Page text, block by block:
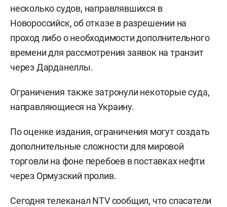
несколько судов, направлявшихся в
Новороссийск, об отказе в разрешении на
проход либо о необходимости дополнительного
времени для рассмотрения заявок на транзит
через Дарданеллы.
Ограничения также затронули некоторые суда,
направляющиеся на Украину.
По оценке издания, ограничения могут создать
дополнительные сложности для мировой
торговли на фоне перебоев в поставках нефти
через Ормузский пролив.
Сегодня телеканал NTVсообщил, что спасатели